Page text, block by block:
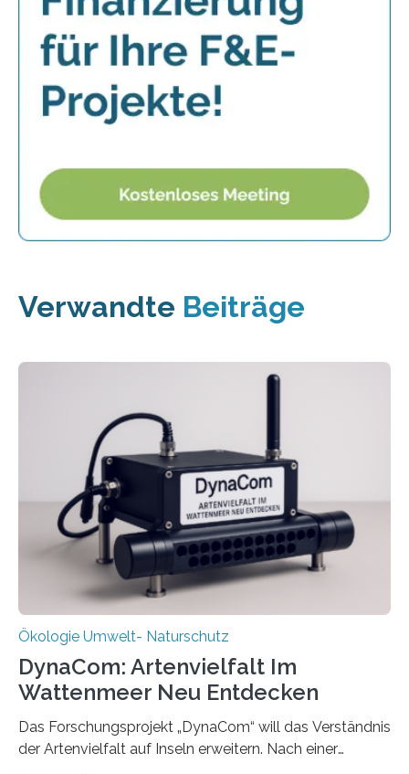
Verwandte Beiträge
Ökologie Umwelt- Naturschutz
DynaCom: Artenvielfalt Im
Wattenmeer Neu Entdecken
Das Forschungsprojekt „DynaCom“ will das Verständnis
der Artenvielfalt auf Inseln erweitern. Nach einer